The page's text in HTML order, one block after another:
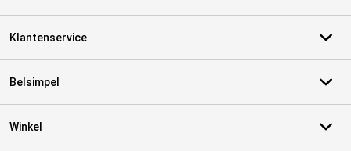
Klantenservice
Belsimpel
Winkel